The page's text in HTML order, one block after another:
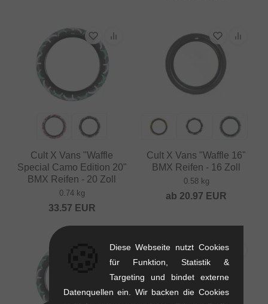
Cult X Vans "Waffle
Special Camo Edition 20"
BMX Reifen - 20 Zoll
0.74 kg
33.57 EUR
Cult X Vans "Waffle 16"
BMX Reifen - 16 Zoll
0.58 kg
ab 20.97 EUR
Diese Webseite nutzt Cookies
für Funktion, Statistik &
Targeting und bindet externe
Datenquellen ein. Wir backen die Cookies